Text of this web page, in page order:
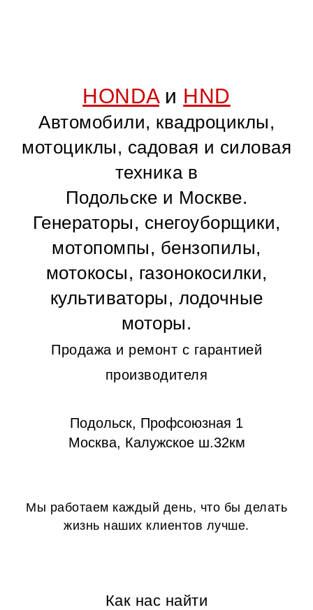
HONDAи HND
Автомобили, квадроциклы,
мотоциклы, садовая и силовая
техника в
Подольске и Москве.
Генераторы, снегоуборщики,
мотопомпы, бензопилы,
мотокосы, газонокосилки,
культиваторы, лодочные
моторы.
Продажа и ремонт с гарантией
производителя
Подольск, Профсоюзная 1
Москва, Калужское ш.32км
Мы работаем каждый день, что бы делать
жизнь наших клиентов лучше.
Как нас найти